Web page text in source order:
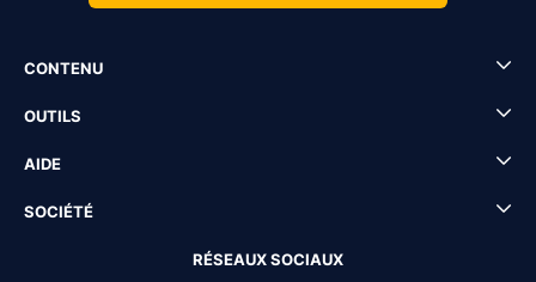
CONTENU
OUTILS
AIDE
SOCIÉTÉ
RÉSEAUX SOCIAUX